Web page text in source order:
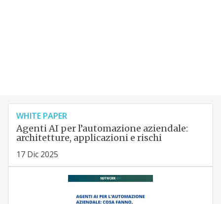
WHITE PAPER
Agenti AI per l’automazione aziendale:
architetture, applicazioni e rischi
17 Dic 2025